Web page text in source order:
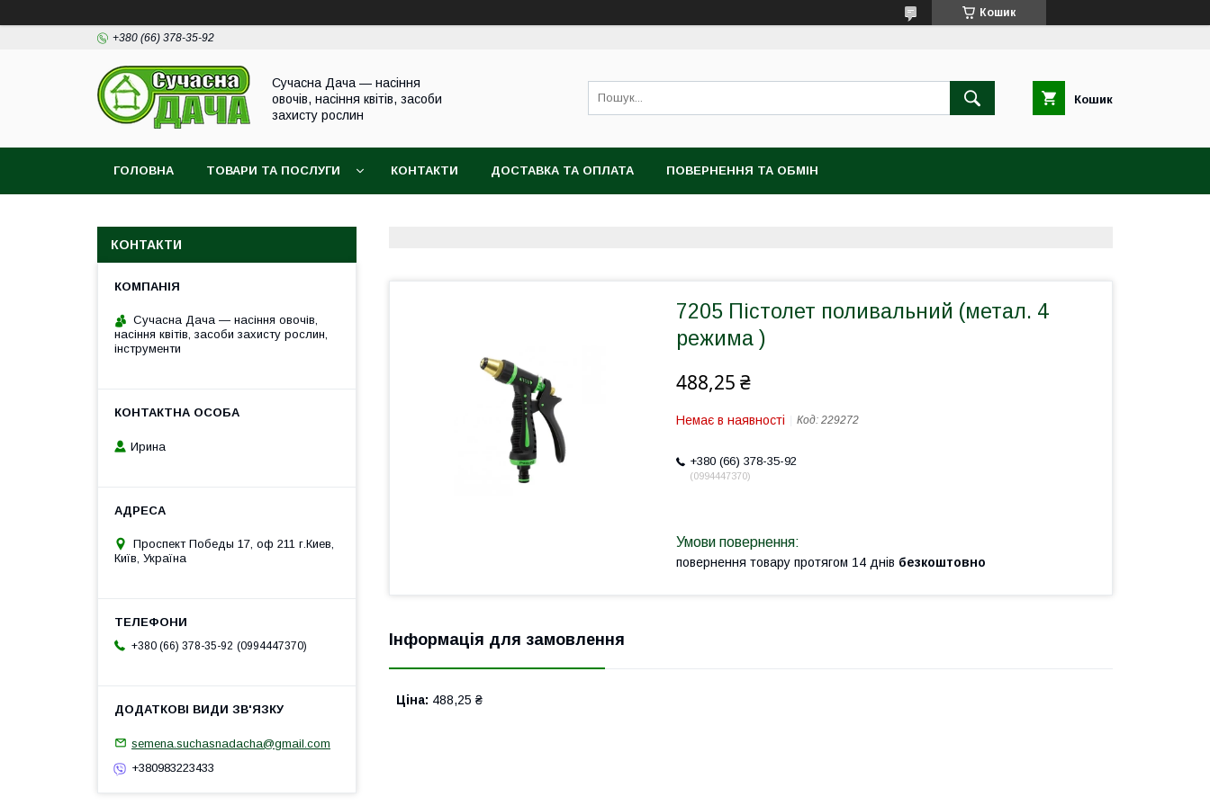
Кошик
+380 (66) 378-35-92
Сучасна Дача — насіння
овочів, насіння квітів, засоби
захисту рослин
Кошик
ГОЛОВНА ТОВАРИ ТА ПОСЛУГИ КОНТАКТИ ДОСТАВКА ТА ОПЛАТА ПОВЕРНЕННЯ ТА ОБМІН
7205 Пістолет поливальний (метал. 4
режима )
488,25 ₴
Немає в наявності Код: 229272
+380 (66) 378-35-92
0994447370
повернення товару протягом 14 днів безкоштовно
Інформація для замовлення
Ціна: 488,25 ₴
КОНТАКТИ
Сучасна Дача — насіння овочів,
насіння квітів, засоби захисту рослин,
інструменти
Ирина
Проспект Победы 17, оф 211 г.Киев,
Київ, Україна
+380 (66) 378-35-92 0994447370
semena.suchasnadacha@gmail.com
+380983223433